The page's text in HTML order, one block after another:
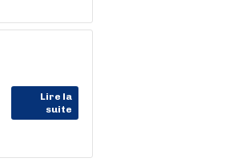
Lire la
suite